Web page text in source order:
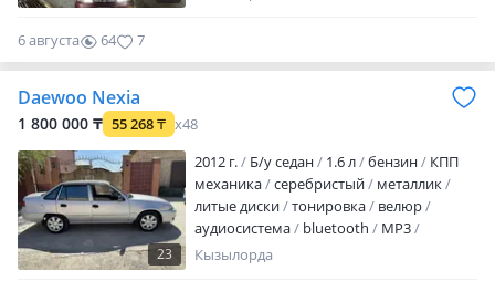
6 августа 64 7
Daewoo Nexia
1 800 000 ₸ 55 268₸ x48
23
2012 г. Б/у седан 1.6 л бензин
КПП
механика
серебристый
металлик
литые диски
тонировка
велюр
аудиосистема
bluetooth
MP3
кондиционер
Кызылорда